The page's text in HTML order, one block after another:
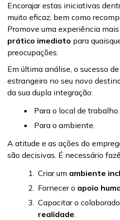
Encorajar estas iniciativas
muito eficaz, bem como
Promove uma experiência
prático imediato para
preocupações.
Em última análise, o sucesso
estrangeiro no seu novo
da sua dupla integração:
Para o local de trabalho.
Para o ambiente.
A atitude e as ações do
são decisivas. É necessário
Criar um ambiente
Fornecer o apoio
Capacitar o
realidade.